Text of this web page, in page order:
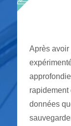
Après avoir
rapidement
données